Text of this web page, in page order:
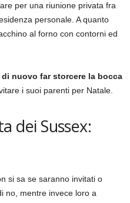
per una riunione privata fra
personale. A quanto
al forno con contorni ed
nuovo far storcere la bocca
i suoi parenti per Natale.
dei Sussex:
si sa se saranno invitati o
no, mentre invece loro a